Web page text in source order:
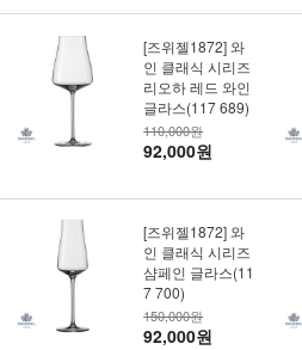
[즈위젤1872] 와
인 클래식 시리즈
리오하 레드 와인
글라스(117 689)
110,000원
92,000원
[즈위젤1872] 와
인 클래식 시리즈
샴페인 글라스(11
7 700)
150,000원
92,000원